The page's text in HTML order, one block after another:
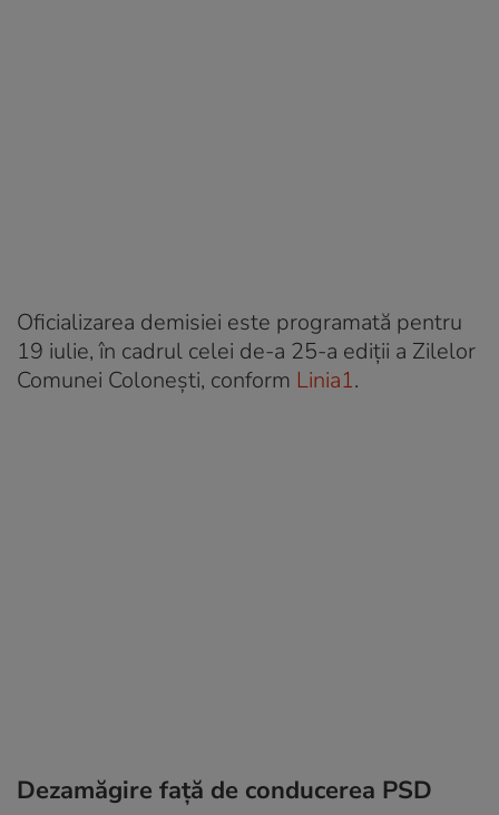
Oficializarea demisiei este programată pentru
19 iulie, în cadrul celei de-a 25-a ediții a Zilelor
Comunei Colonești, conform Linia1.
Dezamăgire față de conducerea PSD